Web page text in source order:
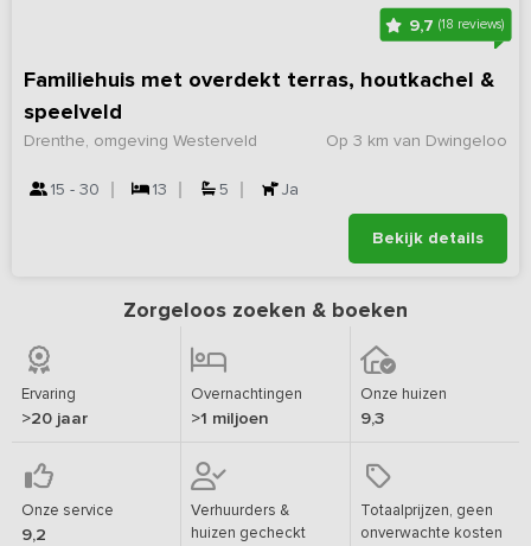
9,7(18 reviews)
Familiehuis met overdekt terras, houtkachel &
speelveld
Op 3 km van Dwingeloo
Drenthe, omgeving Westerveld
15 - 30 13 5 Ja
Bekijk details
Zorgeloos zoeken & boeken
Ervaring
>20 jaar
Overnachtingen
>1 miljoen
Onze huizen
9,3
Onze service
9,2
Verhuurders &
huizen gecheckt
Totaalprijzen, geen
onverwachte kosten